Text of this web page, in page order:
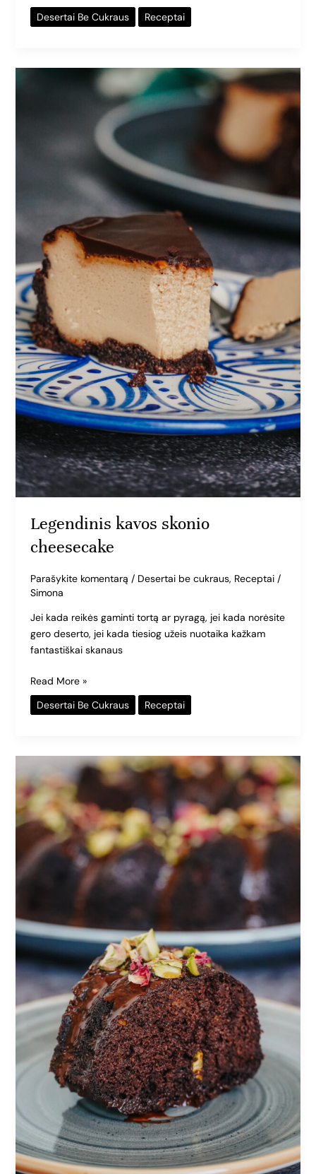
Desertai Be Cukraus
Receptai
Legendinis kavos skonio
cheesecake
Parašykite komentarą / Desertai be cukraus, Receptai/
Simona
Jei kada reikės gaminti tortą ar pyragą, jei kada norėsite
gero deserto, jei kada tiesiog užeis nuotaika kažkam
fantastiškai skanaus
Read More »
Desertai Be Cukraus
Receptai
Šokoladinis
cukinijų
pyragas